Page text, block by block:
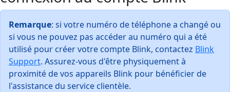
Remarque: si votre numéro de téléphone a changé ou
si vous ne pouvez pas accéder au numéro qui a été
utilisé pour créer votre compte Blink, contactez Blink
Support. Assurez-vous d'être physiquement à
proximité de vos appareils Blink pour bénéficier de
l'assistance du service clientèle.